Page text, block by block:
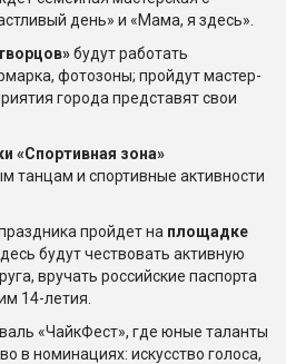
день» и «Мама, я здесь».
будут работать
фотозоны; пройдут мастер-
города представят свои
«Спортивная зона»
танцам и спортивные активности
пройдет на площадке
будут чествовать активную
вручать российские паспорта
14-летия.
«ЧайкФест», где юные таланты
в номинациях: искусство голоса,